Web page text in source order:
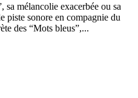
sa mélancolie exacerbée ou sa
sonore en compagnie du
des “Mots bleus”,...